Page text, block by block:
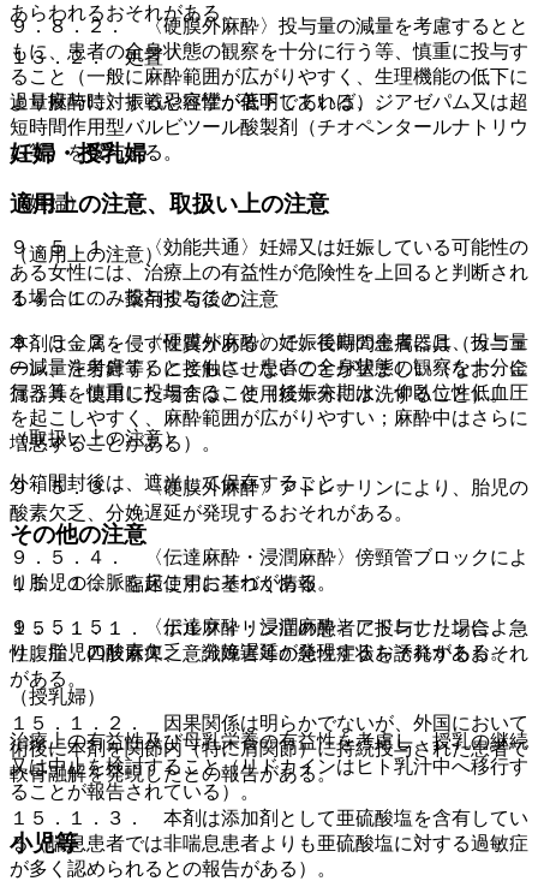
あらわれるおそれがある。
１３．２． 処置
過量投与時、振戦や痙攣が著明であれば、ジアゼパム又は超
短時間作用型バルビツール酸製剤（チオペンタールナトリウ
ム等）を投与する。
適用上の注意、取扱い上の注意
（適用上の注意）
１４．１． 薬剤投与後の注意
本剤は金属を侵す性質があるので、長時間金属器具（カニュ
ーレ、注射針等）に接触させないことが望ましい（なお、金
属器具を使用した場合は、使用後十分に水洗すること）。
（取扱い上の注意）
外箱開封後は、遮光して保存すること。
その他の注意
１５．１． 臨床使用に基づく情報
１５．１．１． ポルフィリン症の患者に投与した場合、急
性腹症、四肢麻痺、意識障害等の急性症状を誘発するおそれ
がある。
１５．１．２． 因果関係は明らかでないが、外国において
術後に本剤を関節内（特に肩関節）に持続投与された患者で
軟骨融解を発現したとの報告がある。
１５．１．３． 本剤は添加剤として亜硫酸塩を含有してい
る（喘息患者では非喘息患者よりも亜硫酸塩に対する過敏症
が多く認められるとの報告がある）。
９．８．２． 〈硬膜外麻酔〉投与量の減量を考慮するとと
もに、患者の全身状態の観察を十分に行う等、慎重に投与す
ること（一般に麻酔範囲が広がりやすく、生理機能の低下に
より麻酔に対する忍容性が低下している）。
妊婦・授乳婦
（妊婦）
９．５．１． 〈効能共通〉妊婦又は妊娠している可能性の
ある女性には、治療上の有益性が危険性を上回ると判断され
る場合にのみ投与すること。
９．５．２． 〈硬膜外麻酔〉妊娠後期の患者には、投与量
の減量を考慮するとともに、患者の全身状態の観察を十分に
行う等、慎重に投与すること（妊娠末期は、仰臥位性低血圧
を起こしやすく、麻酔範囲が広がりやすい；麻酔中はさらに
増悪することがある）。
９．５．３． 〈硬膜外麻酔〉アドレナリンにより、胎児の
酸素欠乏、分娩遅延が発現するおそれがある。
９．５．４． 〈伝達麻酔・浸潤麻酔〉傍頸管ブロックによ
り胎児の徐脈を起こすおそれがある。
９．５．５． 〈伝達麻酔・浸潤麻酔〉アドレナリンによ
り、胎児の酸素欠乏、分娩遅延が発現するおそれがある。
（授乳婦）
治療上の有益性及び母乳栄養の有益性を考慮し、授乳の継続
又は中止を検討すること（リドカインはヒト乳汁中へ移行す
ることが報告されている）。
小児等